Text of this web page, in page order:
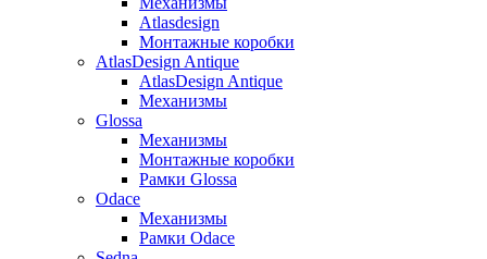
Atlasdesign
Монтажные коробки
AtlasDesign Antique
AtlasDesign Antique
Механизмы
Glossa
Механизмы
Монтажные коробки
Рамки Glossa
Odace
Механизмы
Рамки Odace